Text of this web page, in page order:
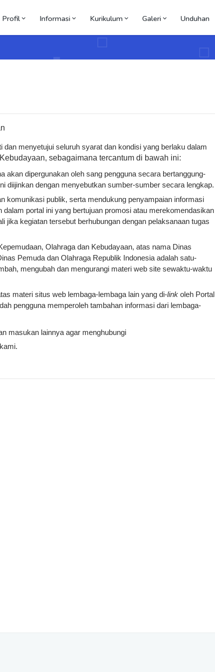
Profil Informasi Kurikulum Galeri Unduhan
menyetujui seluruh syarat dan kondisi yang berlaku dalam
sebagaimana tercantum di bawah ini:
akan dipergunakan oleh sang pengguna secara bertanggung-
diijinkan dengan menyebutkan sumber-sumber secara lengkap.
komunikasi publik, serta mendukung penyampaian informasi
portal ini yang bertujuan promosi atau merekomendasikan
jika kegiatan tersebut berhubungan dengan pelaksanaan tugas
Olahraga dan Kebudayaan, atas nama Dinas
Pemuda dan Olahraga Republik Indonesia adalah satu-
mengubah dan mengurangi materi web site sewaktu-waktu
materi situs web lembaga-lembaga lain yang di-link oleh Portal
pengguna memperoleh tambahan informasi dari lembaga-
masukan lainnya agar menghubungi